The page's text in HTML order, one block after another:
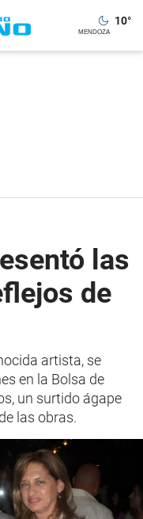
10°
las
de
artista, se
en la Bolsa de
un surtido ágape
las obras.